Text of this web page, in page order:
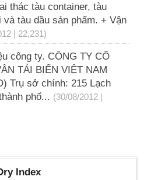
thác tàu container, tàu
và tàu dầu sản phẩm. + Vận
| 22,231)
công ty. CÔNG TY CỔ
TẢI BIỂN VIỆT NAM
Trụ sở chính: 215 Lạch
phố... (30/08/2012 |
Index